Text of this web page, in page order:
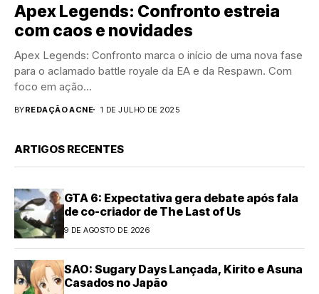
Apex Legends: Confronto estreia
com caos e novidades
Apex Legends: Confronto marca o início de uma nova fase
para o aclamado battle royale da EA e da Respawn. Com
foco em ação...
BYREDAÇÃO ACNE 1 DE JULHO DE 2025
ARTIGOS RECENTES
GTA 6: Expectativa gera debate após fala
de co-criador de The Last of Us
9 DE AGOSTO DE 2026
SAO: Sugary Days Lançada, Kirito e Asuna
Casados no Japão